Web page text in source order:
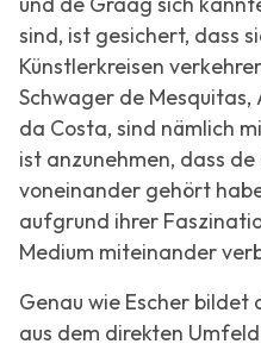
sind, ist gesichert, dass
Künstlerkreisen
Schwager de Mesquitas,
da Costa, sind nämlich
ist anzunehmen, dass
voneinander gehört
aufgrund ihrer
Medium miteinander
Genau wie Escher bildet
aus dem direkten